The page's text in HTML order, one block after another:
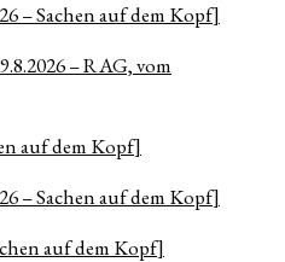
– Sachen auf dem Kopf]
– RAG, vom
auf dem Kopf]
– Sachen auf dem Kopf]
auf dem Kopf]